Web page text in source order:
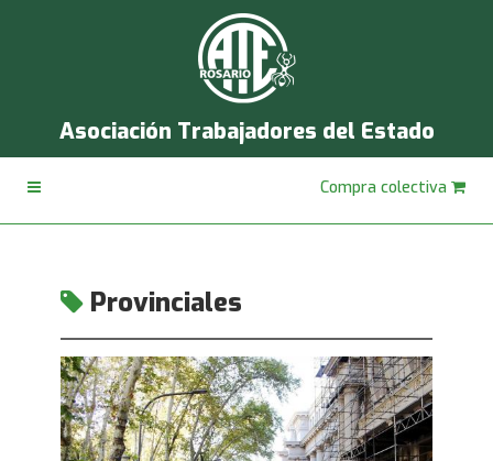
Asociación Trabajadores del Estado
Compra colectiva
Provinciales